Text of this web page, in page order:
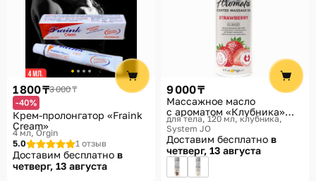
1 800 ₸3 000 ₸
-40%
Крем-пролонгатор «Fraink
Cream»
4 мл Orgin
5.0
1 отзыв
Доставим бесплатно в
четверг, 13 августа
9 000 ₸
Массажное масло
с ароматом «Клубника»
Aromatix Scented Massage
Oil
для тела, 120 мл, клубника
System JO
Доставим бесплатно в
четверг, 13 августа